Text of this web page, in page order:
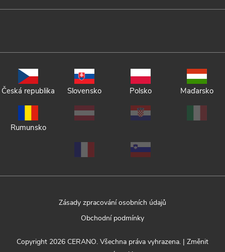
Česká republika Slovensko Polsko Maďarsko
Rumunsko
Zásady zpracování osobních údajů
Obchodní podmínky
Copyright 2026 CERANO. Všechna práva vyhrazena. | Změnit